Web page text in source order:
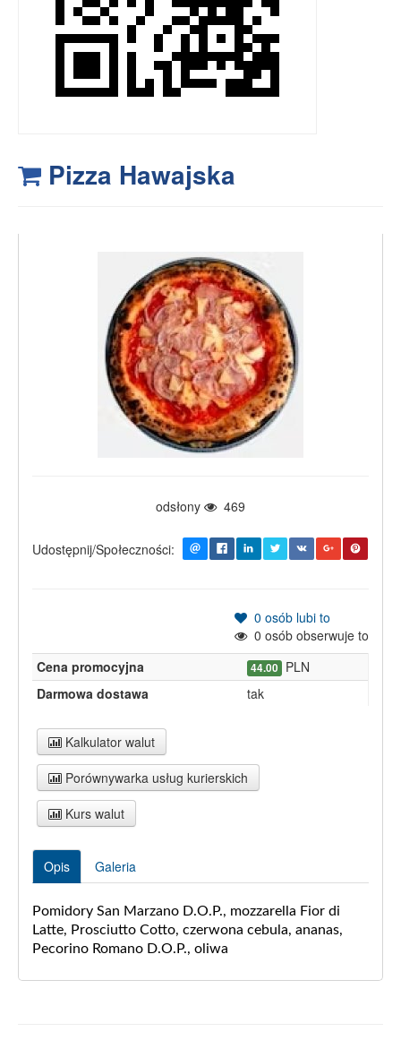
Pizza Hawajska
odsłony 469
Udostępnij/Społeczności:
0 osób lubi to
0 osób obserwuje to
Cena promocyjna
44.00 PLN
Darmowa dostawa
tak
Kalkulator walut
Porównywarka usług kurierskich
Kurs walut
Opis Galeria
Pomidory San Marzano D.O.P., mozzarella Fior di
Latte, Prosciutto Cotto, czerwona cebula, ananas,
Pecorino Romano D.O.P., oliwa